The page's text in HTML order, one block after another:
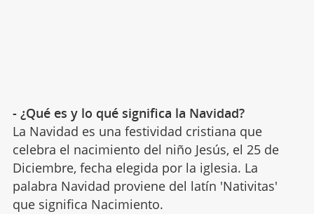
- ¿Qué es y lo qué significa la Navidad?
La Navidad es una festividad cristiana que
celebra el nacimiento del niño Jesús, el 25 de
Diciembre, fecha elegida por la iglesia. La
palabra Navidad proviene del latín 'Nativitas'
que significa Nacimiento.